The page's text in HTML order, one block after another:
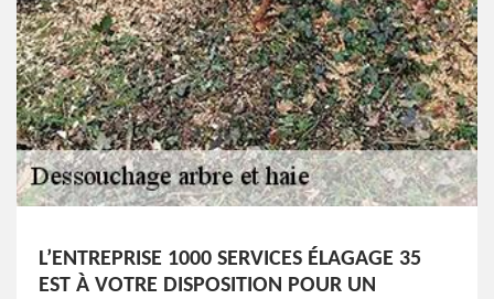
L’ENTREPRISE 1000 SERVICES ÉLAGAGE 35
EST À VOTRE DISPOSITION POUR UN